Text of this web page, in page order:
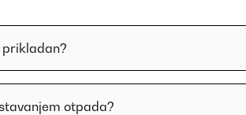
prikladan?
otpada?